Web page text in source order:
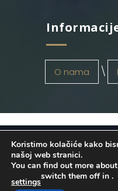
O nama
OSATINA GRUPA
byINFOS Osijek
Koristimo kolačiće kako
našoj web stranici.
You can find out more
switch them off in
settings
.